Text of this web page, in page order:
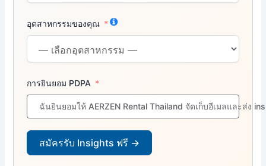
อุตสาหกรรมของคุณ
การยินยอม PDPA
ฉันยินยอมให้ AERZEN Rental Thailand จัดเก็บอีเมลและส่ง
สมัครรับ Insights ฟรี →